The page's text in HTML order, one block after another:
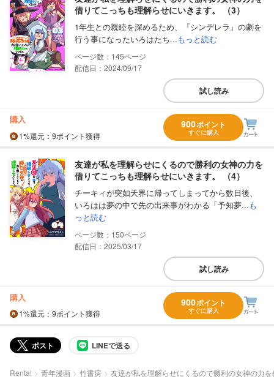
借りてこっちも理解らせにいきます。 （3）
1年生との親睦を深めるため、『シンデレラ』の劇を
行う事になったいろはたち...もっと読む
145
配信日：2024/09/17
試し読み
購入
1%還元 ：9ポイント獲得
900ポイント
すぐに購入
友達が私を理解らせにくるので勝利の女神の力を
借りてこっちも理解らせにいきます。 （4）
チーキィが突如天界に帰ってしまってから数日後、
いろはは夢の中で先の出来事がわかる「予知夢...も
っと読む
150
配信日：2025/03/17
試し読み
購入
1%還元 ：9ポイント獲得
900ポイント
すぐに購入
ポスト LINEで送る
Renta! 青年漫画 竹書房 友達が私を理解らせにくるので勝利の女神の力